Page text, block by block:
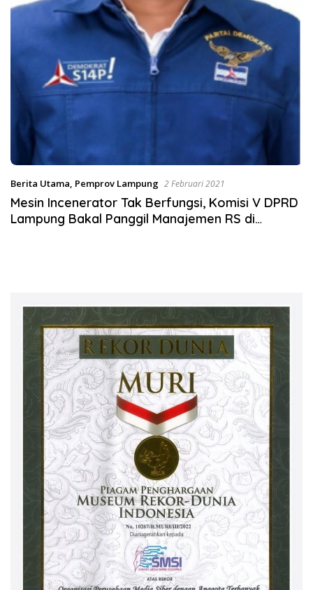
Berita Utama, Pemprov Lampung 2 Februari 2021
Mesin Incenerator Tak Berfungsi, Komisi V DPRD
Lampung Bakal Panggil Manajemen RS di